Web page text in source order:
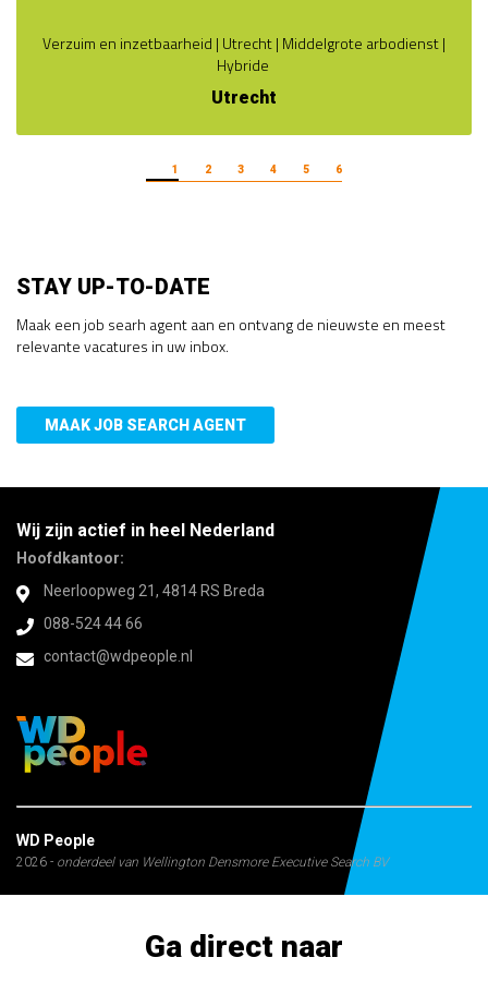
Verzuim en inzetbaarheid | Utrecht | Middelgrote arbodienst |
Hybride
Utrecht
1 2 3 4 5 6
STAY UP-TO-DATE
Maak een job searh agent aan en ontvang de nieuwste en meest
relevante vacatures in uw inbox.
MAAK JOB SEARCH AGENT
Wij zijn actief in heel Nederland
Hoofdkantoor:
Neerloopweg 21, 4814 RS Breda
088-524 44 66
contact@wdpeople.nl
WD People
2026 - onderdeel van Wellington Densmore Executive Search BV
Ga direct naar